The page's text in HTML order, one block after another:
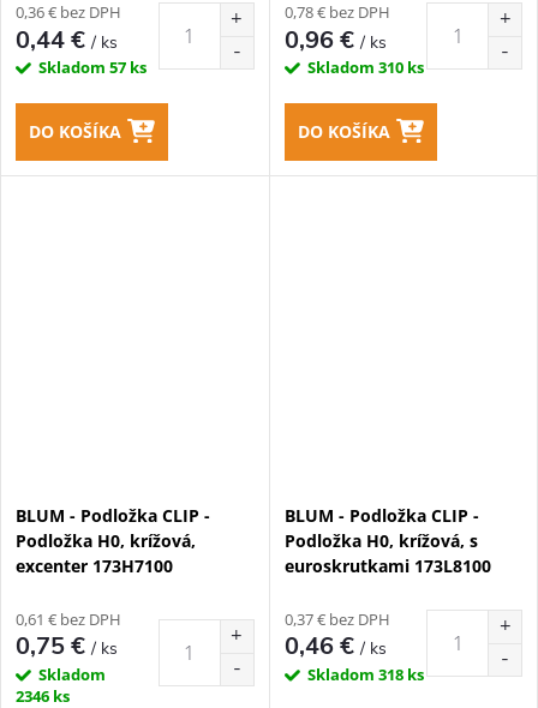
0,36 € bez DPH
0,44 €/ ks
Skladom 57 ks
DO KOŠÍKA
0,78 € bez DPH
0,96 €/ ks
Skladom 310 ks
DO KOŠÍKA
BLUM - Podložka CLIP -
Podložka H0, krížová,
excenter 173H7100
0,61 € bez DPH
0,75 €/ ks
Skladom
2346 ks
BLUM - Podložka CLIP -
Podložka H0, krížová, s
euroskrutkami 173L8100
0,37 € bez DPH
0,46 €/ ks
Skladom 318 ks